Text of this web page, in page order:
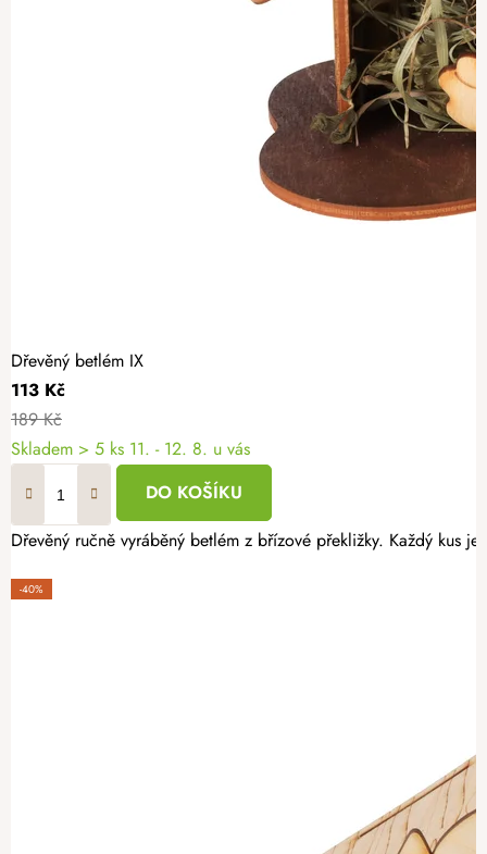
Dřevěný betlém IX
113 Kč
189 Kč
Skladem > 5 ks 11. - 12. 8. u vás
DO KOŠÍKU
Dřevěný ručně vyráběný betlém z břízové překližky. Každý kus
-40%